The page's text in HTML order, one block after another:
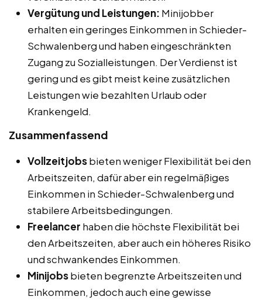
Vergütung und Leistungen: Minijobber
erhalten ein geringes Einkommen in Schieder-
Schwalenberg und haben eingeschränkten
Zugang zu Sozialleistungen. Der Verdienst ist
gering und es gibt meist keine zusätzlichen
Leistungen wie bezahlten Urlaub oder
Krankengeld.
Zusammenfassend
Vollzeitjobsbieten weniger Flexibilität bei den
Arbeitszeiten, dafür aber ein regelmäßiges
Einkommen in Schieder-Schwalenberg und
stabilere Arbeitsbedingungen.
Freelancer haben die höchste Flexibilität bei
den Arbeitszeiten, aber auch ein höheres Risiko
und schwankendes Einkommen.
Minijobsbieten begrenzte Arbeitszeiten und
Einkommen, jedoch auch eine gewisse